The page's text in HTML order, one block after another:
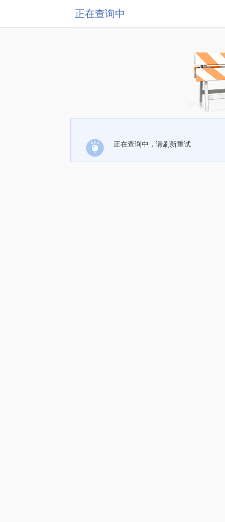
正在查询中
正在查询中，请刷新重试